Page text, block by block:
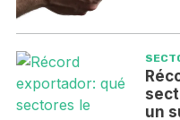
un